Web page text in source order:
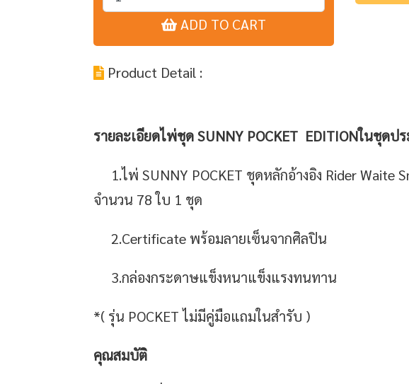
ADD TO CART
Product Detail :
รายละเอียดไพ่ชุด SUNNY POCKET EDITIONในชุดป
1.ไพ่ SUNNY POCKET ชุดหลักอ้างอิง Rider Waite
จำนวน 78 ใบ 1 ชุด
2.Certificate พร้อมลายเซ็นจากศิลปิน
3.กล่องกระดาษแข็งหนาแข็งแรงทนทาน
*( รุ่น POCKET ไม่มีคู่มือแถมในสำรับ )
คุณสมบัติ